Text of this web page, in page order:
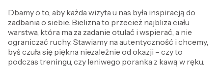
Dbamy o to, aby każda wizyta u nas była inspiracją do
zadbania o siebie. Bielizna to przecież najbliza ciału
warstwa, która ma za zadanie otulać i wspierać, a nie
ograniczać ruchy. Stawiamy na autentyczność i chcemy,
byś czuła się piękna niezależnie od okazji – czy to
podczas treningu, czy leniwego poranka z kawą w ręku.